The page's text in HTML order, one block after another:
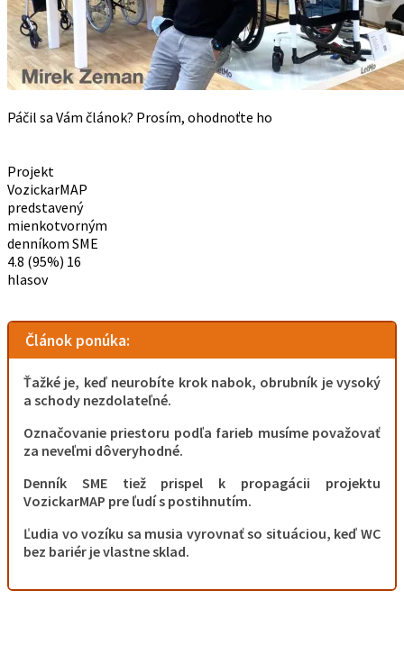
Páčil sa Vám článok? Prosím, ohodnoťte ho
Projekt
VozickarMAP
predstavený
mienkotvorným
denníkom SME
4.8 (95%) 16
hlasov
Článok ponúka:
Ťažké je, keď neurobíte krok nabok, obrubník je vysoký
a schody nezdolateľné.
Označovanie priestoru podľa farieb musíme považovať
za neveľmi dôveryhodné.
Denník SME tiež prispel k propagácii projektu
VozickarMAP pre ľudí s postihnutím.
Ľudia vo vozíku sa musia vyrovnať so situáciou, keď WC
bez bariér je vlastne sklad.